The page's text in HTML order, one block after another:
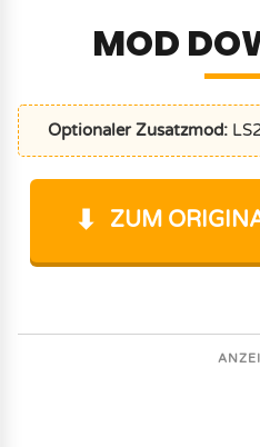
MOD
Optionaler Zusatzmod:
ZUM